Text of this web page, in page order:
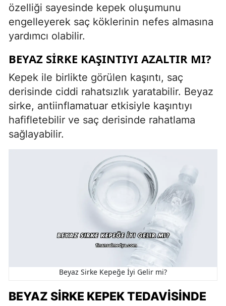
özelliği sayesinde kepek oluşumunu
engelleyerek saç köklerinin nefes almasına
yardımcı olabilir.
BEYAZ SIRKE KAŞINTIYI AZALTIR MI?
Kepek ile birlikte görülen kaşıntı, saç
derisinde ciddi rahatsızlık yaratabilir. Beyaz
sirke, antiinflamatuar etkisiyle kaşıntıyı
hafifletebilir ve saç derisinde rahatlama
sağlayabilir.
Beyaz Sirke Kepeğe İyi Gelir mi?
BEYAZ SIRKE KEPEK TEDAVISINDE